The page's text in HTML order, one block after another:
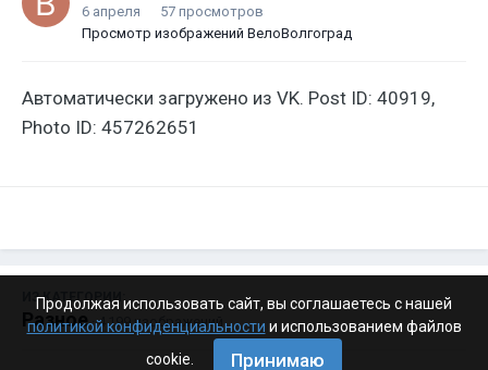
6 апреля
57 просмотров
Просмотр изображений ВелоВолгоград
Автоматически загружено из VK. Post ID: 40919,
Photo ID: 457262651
ИЗ КАТЕГОРИИ:
Разное · 4 199 изображений
Продолжая использовать сайт, вы соглашаетесь с нашей
политикой конфиденциальности и использованием файлов
cookie.
Принимаю